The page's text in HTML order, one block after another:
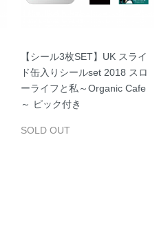
【シール3枚SET】UK スライ
ド缶入りシールset 2018 スロ
ーライフと私～Organic Cafe
～ ピック付き
SOLD OUT